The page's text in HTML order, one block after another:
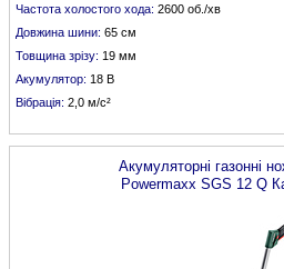
Частота холостого хода: 2600 об./хв
Довжина шини: 65 см
Товщина зрізу: 19 мм
Акумулятор: 18 В
Вібрація: 2,0 м/с²
Акумуляторні газонні
Powermaxx SGS 12 Q